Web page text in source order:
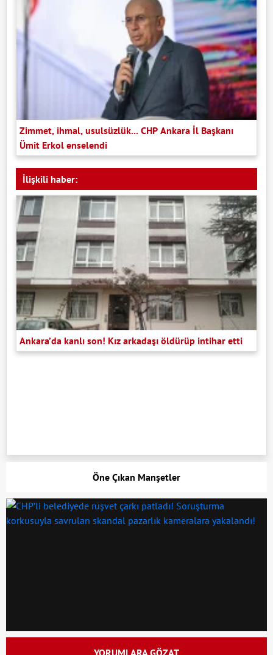
Zimmet, ihmal, usulsüzlük... CHP Ankara İl Başkanı
Ümit Erkol enselendi
İlişkili haber:
Ankara’da kanlı son! Kız arkadaşı öldürüp intihar etti
Öne Çıkan Manşetler